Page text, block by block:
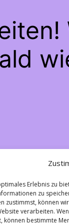
Erlebnis zu
zu
zustimmst, können
verarbeiten.
können bestimmte